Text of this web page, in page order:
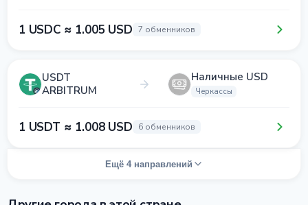
1 USDC ≈ 1.005 USD 7 обменников
USDT
ARBITRUM
Наличные USD
Черкассы
1 USDT ≈ 1.008 USD 6 обменников
Ещё 4 направлений